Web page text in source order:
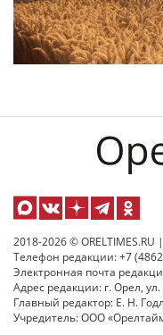
2018-2026 ©
Телефон редакции: +7
Электронная почта
Адрес редакции: г. Орел,
Главный редактор: Е. Н.
Учредитель: ООО